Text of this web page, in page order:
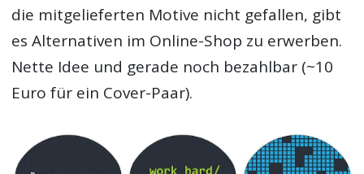
die mitgelieferten Motive nicht gefallen, gibt
es Alternativen im Online-Shop zu erwerben.
Nette Idee und gerade noch bezahlbar (~10
Euro für ein Cover-Paar).